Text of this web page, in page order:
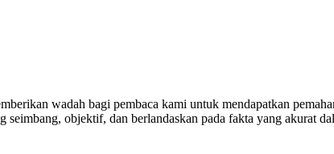
wadah bagi pembaca kami untuk mendapatkan
objektif, dan berlandaskan pada fakta yang akurat